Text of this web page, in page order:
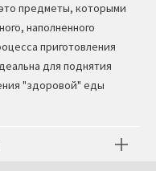
предметы, которыми
наполненного
приготовления
для поднятия
"здоровой" еды